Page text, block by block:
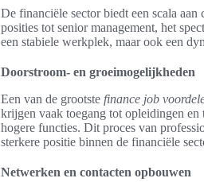
De financiële sector biedt een scala
posities tot senior management, het
een stabiele werkplek, maar ook een
Doorstroom- en groeimogelijkheden
Een van de grootste finance job
krijgen vaak toegang tot opleidingen en
hogere functies. Dit proces van
sterkere positie binnen de financiële
Netwerken en contacten opbouwen